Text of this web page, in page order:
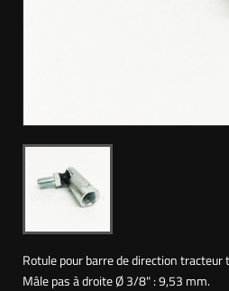
Rotule pour barre de direction tracteur
Mâle pas à droite Ø 3/8" : 9,53 mm.